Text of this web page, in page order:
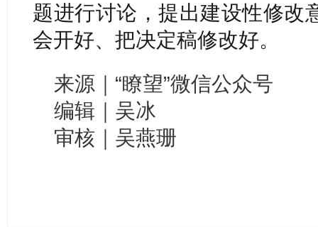
题进行讨论，提出建设性修改
会开好、把决定稿修改好。
来源｜“瞭望”微信公众号
编辑｜吴冰
审核｜吴燕珊